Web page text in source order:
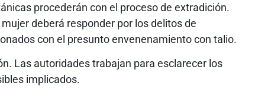
procederán con el proceso de extradición.
deberá responder por los delitos de
con el presunto envenenamiento con talio.
Las autoridades trabajan para esclarecer los
implicados.